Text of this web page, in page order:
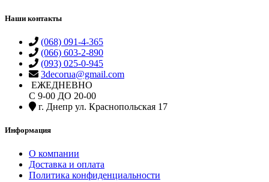
Наши контакты
(068) 091-4-365
(066) 603-2-890
(093) 025-0-945
3decorua@gmail.com
ЕЖЕДНЕВНО
С 9-00 ДО 20-00
г. Днепр ул. Краснопольская 17
Информация
О компании
Доставка и оплата
Политика конфиденциальности